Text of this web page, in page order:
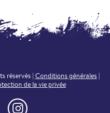
réservés | Conditions générales |
de la vie privée